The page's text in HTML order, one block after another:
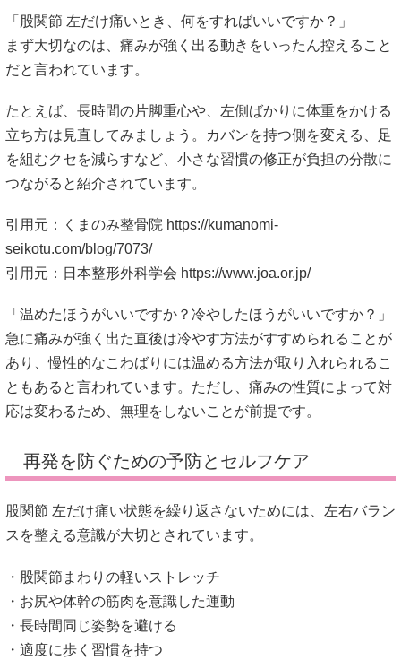
「股関節 左だけ痛いとき、何をすればいいですか？」
まず大切なのは、痛みが強く出る動きをいったん控えること
だと言われています。
たとえば、長時間の片脚重心や、左側ばかりに体重をかける
立ち方は見直してみましょう。カバンを持つ側を変える、足
を組むクセを減らすなど、小さな習慣の修正が負担の分散に
つながると紹介されています。
引用元：くまのみ整骨院 https://kumanomi-
seikotu.com/blog/7073/
引用元：日本整形外科学会 https://www.joa.or.jp/
「温めたほうがいいですか？冷やしたほうがいいですか？」
急に痛みが強く出た直後は冷やす方法がすすめられることが
あり、慢性的なこわばりには温める方法が取り入れられるこ
ともあると言われています。ただし、痛みの性質によって対
応は変わるため、無理をしないことが前提です。
再発を防ぐための予防とセルフケア
股関節 左だけ痛い状態を繰り返さないためには、左右バラン
スを整える意識が大切とされています。
・股関節まわりの軽いストレッチ
・お尻や体幹の筋肉を意識した運動
・長時間同じ姿勢を避ける
・適度に歩く習慣を持つ